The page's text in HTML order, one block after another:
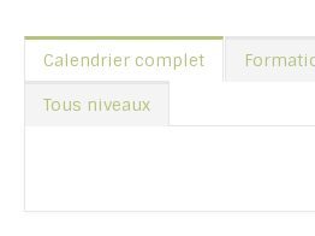
Calendrier complet
Tous niveaux